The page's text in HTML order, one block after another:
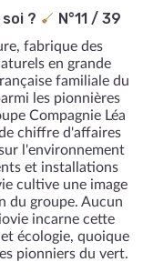
? N°11 / 39
fabrique des
en grande
familiale du
les pionnières
Compagnie Léa
chiffre d'affaires
l'environnement
et installations
cultive une image
du groupe. Aucun
incarne cette
écologie, quoique
pionniers du vert.